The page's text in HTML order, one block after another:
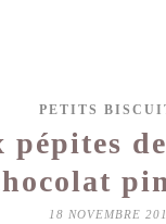
PETITS
pépites
18 NOVEMBRE